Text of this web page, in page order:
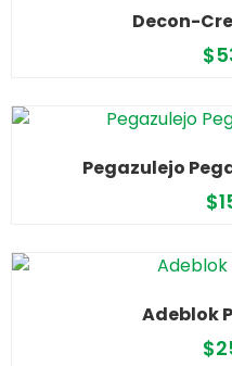
Decon-
$
Pegazulejo
$
Adeblok
$